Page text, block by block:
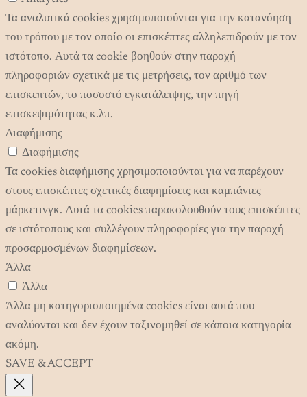
Τα αναλυτικά cookies χρησιμοποιούνται για την κατανόηση
του τρόπου με τον οποίο οι επισκέπτες αλληλεπιδρούν με τον
ιστότοπο. Αυτά τα cookie βοηθούν στην παροχή
πληροφοριών σχετικά με τις μετρήσεις, τον αριθμό των
επισκεπτών, το ποσοστό εγκατάλειψης, την πηγή
επισκεψιμότητας κ.λπ.
Διαφήμισης
Διαφήμισης
Τα cookies διαφήμισης χρησιμοποιούνται για να παρέχουν
στους επισκέπτες σχετικές διαφημίσεις και καμπάνιες
μάρκετινγκ. Αυτά τα cookies παρακολουθούν τους επισκέπτες
σε ιστότοπους και συλλέγουν πληροφορίες για την παροχή
προσαρμοσμένων διαφημίσεων.
Άλλα
Άλλα
Άλλα μη κατηγοριοποιημένα cookies είναι αυτά που
αναλύονται και δεν έχουν ταξινομηθεί σε κάποια κατηγορία
ακόμη.
SAVE & ACCEPT